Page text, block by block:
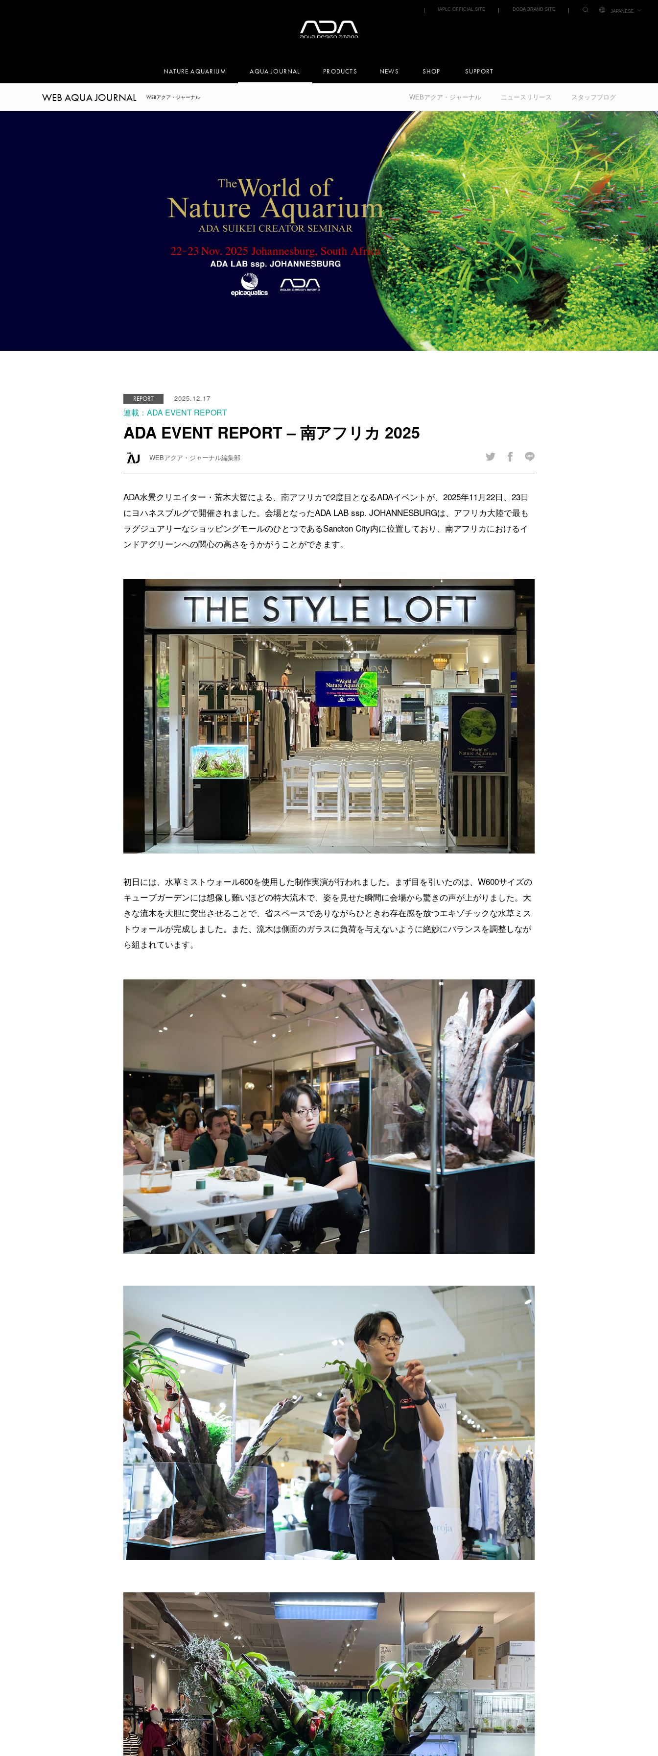
IAPLC OFFICIAL SITE DOOA BRAND SITE JAPANESE
NATURE AQUARIUM AQUA JOURNAL PRODUCTS NEWS SHOP SUPPORT
WEB AQUA JOURNAL WEBアクア・ジャーナル WEBアクア・ジャーナル ニュースリリース スタッフブログ
REPORT 2025.12.17
連載：ADA EVENT REPORT
ADA EVENT REPORT – 南アフリカ 2025
WEBアクア・ジャーナル編集部
ADA水景クリエイター・荒木大智による、南アフリカで2度目となるADAイベントが、2025年11月22日、23日
にヨハネスブルグで開催されました。会場となったADA LAB ssp. JOHANNESBURGは、アフリカ大陸で最も
ラグジュアリーなショッピングモールのひとつであるSandton City内に位置しており、南アフリカにおけるイ
ンドアグリーンへの関心の高さをうかがうことができます。
初日には、水草ミストウォール600を使用した制作実演が行われました。まず目を引いたのは、W600サイズの
キューブガーデンには想像し難いほどの特大流木で、姿を見せた瞬間に会場から驚きの声が上がりました。大
きな流木を大胆に突出させることで、省スペースでありながらひときわ存在感を放つエキゾチックな水草ミス
トウォールが完成しました。また、流木は側面のガラスに負荷を与えないように絶妙にバランスを調整しなが
ら組まれています。